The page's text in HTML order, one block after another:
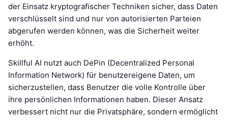
der Einsatz kryptografischer Techniken sicher, dass Daten
verschlüsselt sind und nur von autorisierten Parteien
abgerufen werden können, was die Sicherheit weiter
erhöht.
Skillful AI nutzt auch DePin (Decentralized Personal
Information Network) für benutzereigene Daten, um
sicherzustellen, dass Benutzer die volle Kontrolle über
ihre persönlichen Informationen haben. Dieser Ansatz
verbessert nicht nur die Privatsphäre, sondern ermöglicht